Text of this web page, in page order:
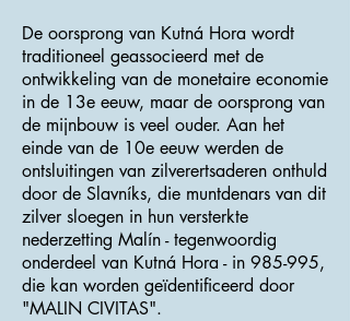
De oorsprong van Kutná Hora wordt
traditioneel geassocieerd met de
ontwikkeling van de monetaire economie
in de 13e eeuw, maar de oorsprong van
de mijnbouw is veel ouder. Aan het
einde van de 10e eeuw werden de
ontsluitingen van zilverertsaderen onthuld
door de Slavníks, die muntdenars van dit
zilver sloegen in hun versterkte
nederzetting Malín - tegenwoordig
onderdeel van Kutná Hora - in 985-995,
die kan worden geïdentificeerd door
"MALIN CIVITAS".